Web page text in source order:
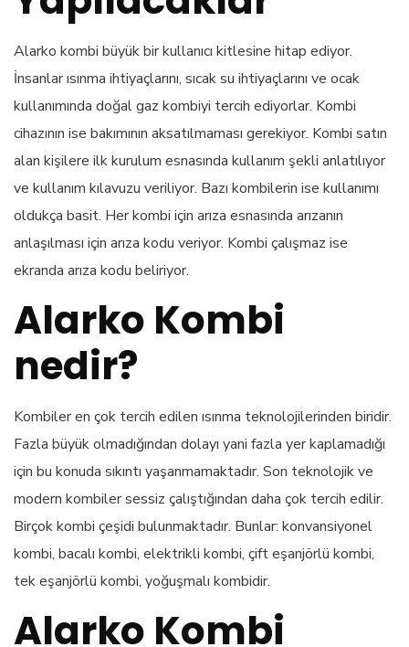
Alarko kombi büyük bir kullanıcı kitlesine hitap ediyor.
İnsanlar ısınma ihtiyaçlarını, sıcak su ihtiyaçlarını ve ocak
kullanımında doğal gaz kombiyi tercih ediyorlar. Kombi
cihazının ise bakımının aksatılmaması gerekiyor. Kombi satın
alan kişilere ilk kurulum esnasında kullanım şekli anlatılıyor
ve kullanım kılavuzu veriliyor. Bazı kombilerin ise kullanımı
oldukça basit. Her kombi için arıza esnasında arızanın
anlaşılması için arıza kodu veriyor. Kombi çalışmaz ise
ekranda arıza kodu beliriyor.
Alarko Kombi
nedir?
Kombiler en çok tercih edilen ısınma teknolojilerinden biridir.
Fazla büyük olmadığından dolayı yani fazla yer kaplamadığı
için bu konuda sıkıntı yaşanmamaktadır. Son teknolojik ve
modern kombiler sessiz çalıştığından daha çok tercih edilir.
Birçok kombi çeşidi bulunmaktadır. Bunlar: konvansiyonel
kombi, bacalı kombi, elektrikli kombi, çift eşanjörlü kombi,
tek eşanjörlü kombi, yoğuşmalı kombidir.
Alarko Kombi